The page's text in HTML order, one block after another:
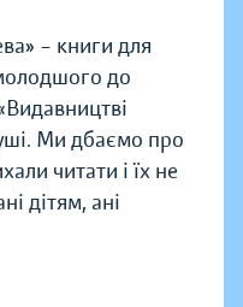
– книги для
до
Ми дбаємо про
читати і їх не
дітям, ані